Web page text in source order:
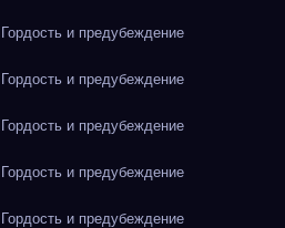
и предубеждение
и предубеждение
и предубеждение
и предубеждение
и предубеждение